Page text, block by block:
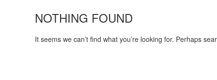
NOTHING FOUND
It seems we can’t find what you’re looking for. Perhaps